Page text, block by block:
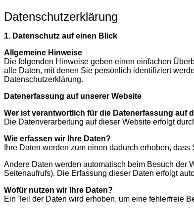
Datenschutzerklärung
1. Datenschutz auf einen Blick
Allgemeine Hinweise
Die folgenden Hinweise geben einen einfachen
alle Daten, mit denen Sie persönlich identifiziert
Datenschutzerklärung.
Datenerfassung auf unserer Website
Wer ist verantwortlich für die Datenerfassung auf
Die Datenverarbeitung auf dieser Website erfolgt
Wie erfassen wir Ihre Daten?
Ihre Daten werden zum einen dadurch erhoben,
Andere Daten werden automatisch beim Besuch der
Seitenaufrufs). Die Erfassung dieser Daten erfolgt
Wofür nutzen wir Ihre Daten?
Ein Teil der Daten wird erhoben, um eine fehlerfreie